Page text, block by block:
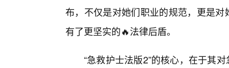
布，不仅是对她们职业的规范，更是
有了更坚实的🔥法律后盾。
“急救护士法版2”的核心，在于其